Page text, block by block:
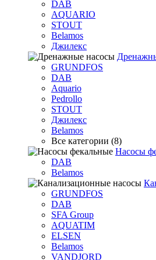
DAB
AQUARIO
STOUT
Belamos
Джилекс
GRUNDFOS
DAB
Aquario
Pedrollo
STOUT
Джилекс
Belamos
Все категории (8)
Насосы
DAB
Belamos
GRUNDFOS
DAB
SFA Group
AQUATIM
ELSEN
Belamos
VANDJORD